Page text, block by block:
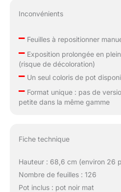
Inconvénients
–Feuilles à repositionner
–Exposition prolongée en
(risque de décoloration)
–Un seul coloris de pot
–Format unique : pas de
petite dans la même gamme
Fiche technique
Hauteur : 68,6 cm (environ 26
Nombre de feuilles : 126
Pot inclus : pot noir mat